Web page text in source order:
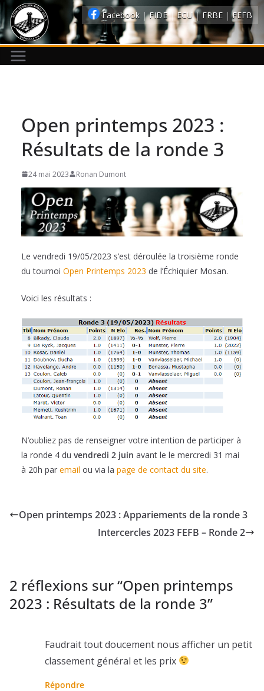
Passer
au
contenu
Open printemps 2023 :
Résultats de la ronde 3
24 mai 2023 Ronan Dumont
Le vendredi 19/05/2023 s’est déroulée la troisième ronde
du tournoi Open Printemps 2023 de l’Échiquier Mosan.
Voici les résultats :
N’oubliez pas de renseigner votre intention de participer à
la ronde 4 du vendredi 2 juin avant le le mercredi 31 mai
à 20h par email ou via la page de contact du site.
Open printemps 2023 : Appariements de la ronde 3
Intercercles 2023 FEFB – Ronde 2
2 réflexions sur “Open printemps
2023 : Résultats de la ronde 3”
Faudrait tout doucement nous afficher un petit
classement général et les prix
Répondre
Facebook | FIDE| ECU| FRBE | FEFB